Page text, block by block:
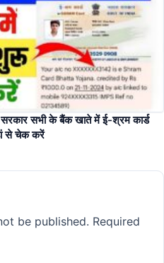
सभी के बैंक खाते में ई-श्रम कार्ड
से चेक करें
be published. Required